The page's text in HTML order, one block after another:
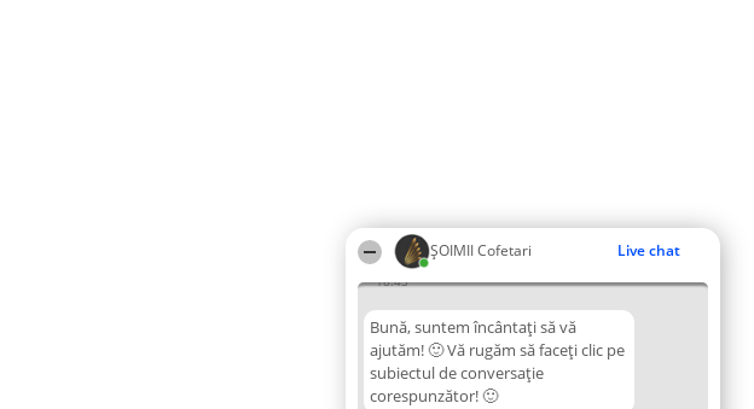
ȘOIMII Cofetari Live chat
18:43
Bună, suntem încântați să vă
ajutăm! 🙂 Vă rugăm să faceți clic pe
subiectul de conversație
corespunzător! 🙂